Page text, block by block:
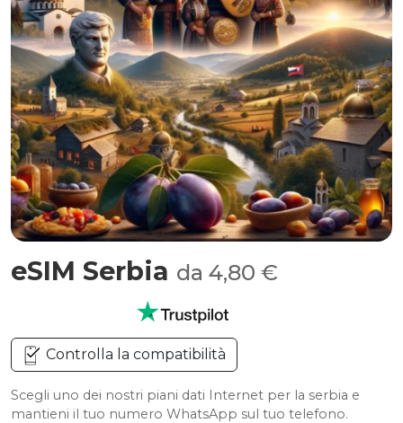
eSIM Serbia da 4,80 €
Controlla la compatibilità
Scegli uno dei nostri piani dati Internet per la serbia e
mantieni il tuo numero WhatsApp sul tuo telefono.